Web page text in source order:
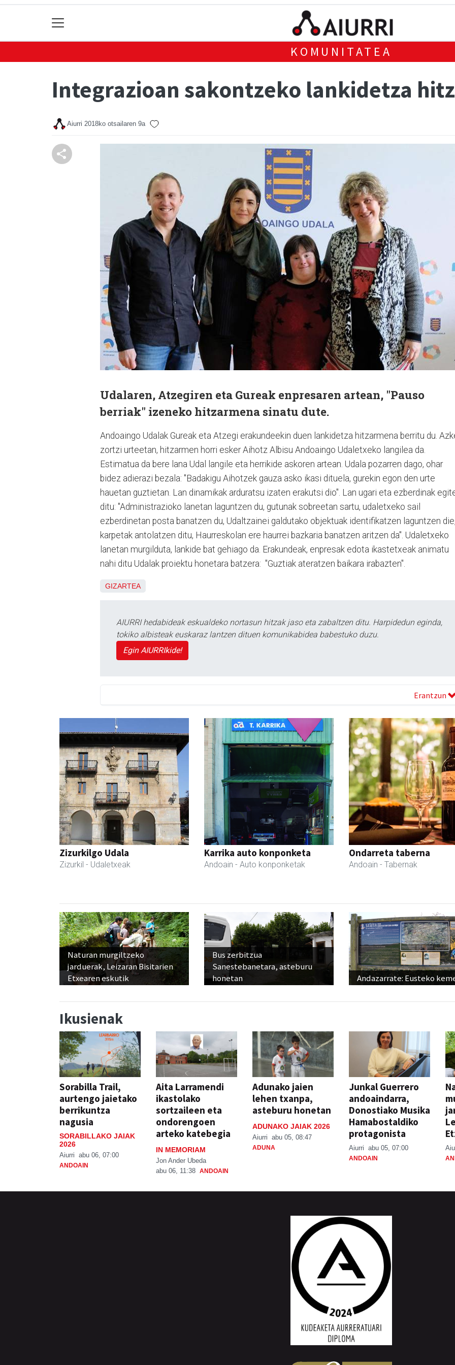
KOMUNITATEA
Integrazioan sakontzeko lankidetza
Aiurri 2018ko otsailaren 9a
Udalaren, Atzegiren eta Gureak enpresaren artean, "Pauso
berriak" izeneko hitzarmena sinatu dute.
Andoaingo Udalak Gureak eta Atzegi erakundeekin duen lankidetza hitzarmena berritu du.
zortzi urteetan, hitzarmen horri esker Aihotz Albisu Andoaingo Udaletxeko langilea da.
Estimatua da bere lana Udal langile eta herrikide askoren artean. Udala pozarren dago, ohar
bidez adierazi bezala: "Badakigu Aihotzek gauza asko ikasi dituela, gurekin egon den urte
hauetan guztietan. Lan dinamikak arduratsu izaten erakutsi dio". Lan ugari eta ezberdinak
ditu: "Administrazioko lanetan laguntzen du, gutunak sobreetan sartu, udaletxeko sail
ezberdinetan posta banatzen du, Udaltzainei galdutako objektuak identifikatzen laguntzen
karpetak antolatzen ditu, Haurreskolan ere haurrei bazkaria banatzen aritzen da". Udaletxeko
lanetan murgilduta, lankide bat gehiago da. Erakundeak, enpresak edota ikastetxeak animatu
nahi ditu Udalak proiektu honetara batzera: "Guztiak ateratzen baikara irabazten".
GIZARTEA
AIURRI hedabideak eskualdeko nortasun hitzak jaso eta zabaltzen ditu. Harpidedun eginda,
tokiko albisteak euskaraz lantzen dituen komunikabidea babestuko duzu.
Egin AIURRIkide!
Erantzun
Zizurkilgo Udala
Zizurkil - Udaletxeak
Karrika auto konponketa
Andoain - Auto konponketak
Ondarreta taberna
Andoain - Tabernak
Naturan murgiltzeko
jarduerak, Leizaran Bisitarien
Etxearen eskutik
Bus zerbitzua
Sanestebanetara, asteburu
honetan
Andazarrate: Eusteko
Ikusienak
Sorabilla Trail,
aurtengo jaietako
berrikuntza
nagusia
SORABILLAKO JAIAK
2026
Aiurri abu 06, 07:00
ANDOAIN
Aita Larramendi
ikastolako
sortzaileen eta
ondorengoen
arteko katebegia
IN MEMORIAM
Jon Ander Ubeda
abu 06, 11:38 ANDOAIN
Adunako jaien
lehen txanpa,
asteburu honetan
ADUNAKO JAIAK 2026
Aiurri abu 05, 08:47
ADUNA
Junkal Guerrero
andoaindarra,
Donostiako Musika
Hamabostaldiko
protagonista
Aiurri abu 05, 07:00
ANDOAIN